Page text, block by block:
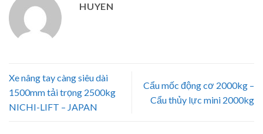
HUYEN
Xe nâng tay càng siêu dài
1500mm tải trọng 2500kg
NICHI-LIFT – JAPAN
Cẩu mốc động cơ 2000kg –
Cẩu thủy lực mini 2000kg